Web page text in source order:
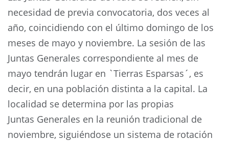
necesidad de previa convocatoria, dos veces al
año, coincidiendo con el último domingo de los
meses de mayo y noviembre. La sesión de las
Juntas Generales correspondiente al mes de
mayo tendrán lugar en `Tierras Esparsas´, es
decir, en una población distinta a la capital. La
localidad se determina por las propias
Juntas Generales en la reunión tradicional de
noviembre, siguiéndose un sistema de rotación